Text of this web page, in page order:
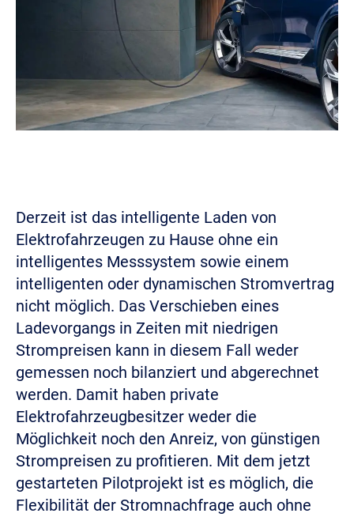
Derzeit ist das intelligente Laden von
Elektrofahrzeugen zu Hause ohne ein
intelligentes Messsystem sowie einem
intelligenten oder dynamischen Stromvertrag
nicht möglich. Das Verschieben eines
Ladevorgangs in Zeiten mit niedrigen
Strompreisen kann in diesem Fall weder
gemessen noch bilanziert und abgerechnet
werden. Damit haben private
Elektrofahrzeugbesitzer weder die
Möglichkeit noch den Anreiz, von günstigen
Strompreisen zu profitieren. Mit dem jetzt
gestarteten Pilotprojekt ist es möglich, die
Flexibilität der Stromnachfrage auch ohne